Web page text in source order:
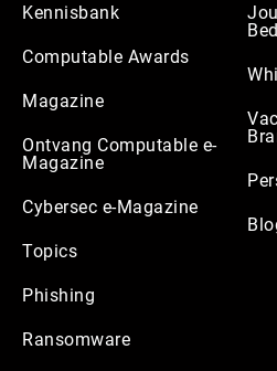
Kennisbank
Computable Awards
Magazine
Ontvang Computable e-
Magazine
Cybersec e-Magazine
Topics
Phishing
Ransomware